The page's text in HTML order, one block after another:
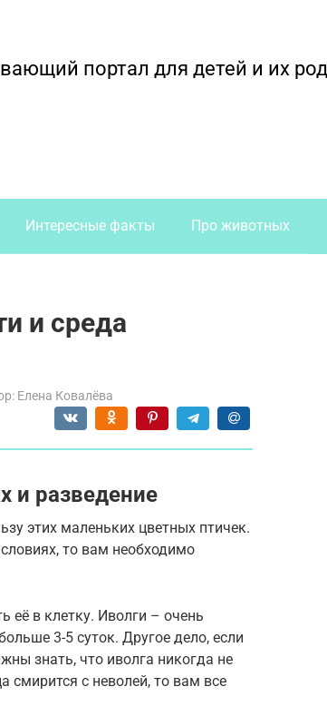
портал для детей и их
Интересные факты Про животных
и среда
Елена Ковалёва
и разведение
этих маленьких цветных птичек.
то вам необходимо
её в клетку. Иволги – очень
3-5 суток. Другое дело, если
знать, что иволга никогда не
смирится с неволей, то вам все